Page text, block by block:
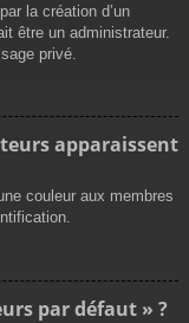
la création d’un
être un administrateur.
privé.
apparaissent
couleur aux membres
par défaut » ?